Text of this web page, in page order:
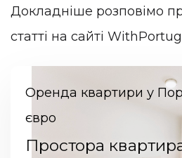
Докладніше розповімо
статті на сайті
Оренда квартири у
євро
Простора